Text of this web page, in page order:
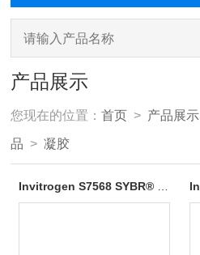
产品展示
您现在的位置：首页 > 产品展示
品 >凝胶